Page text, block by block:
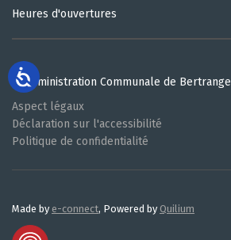
Heures d'ouvertures
© Administration Communale de Bertrange
Aspect légaux
Déclaration sur l'accessibilité
Politique de confidentialité
Made by e-connect, Powered by Quilium